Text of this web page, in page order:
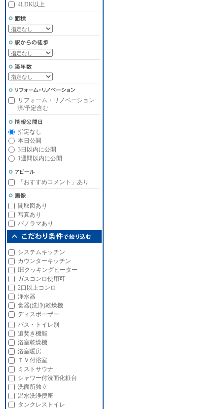
4LDK以上
リフォーム・リノベーション
済/予定含む
指定なし
本日公開
3日以内に公開
1週間以内に公開
「おすすめコメント」あり
間取図あり
写真あり
パノラマあり
システムキッチン
カウンターキッチン
IHクッキングヒーター
ガスコンロ使用可
2口以上コンロ
浄水器
食器(洗浄)乾燥機
ディスポーザー
バス・トイレ別
追焚き機能
浴室乾燥機
浴室暖房
ＴＶ付浴室
ミストサウナ
シャワー付洗面化粧台
洗面所独立
温水洗浄便座
タンクレストイレ